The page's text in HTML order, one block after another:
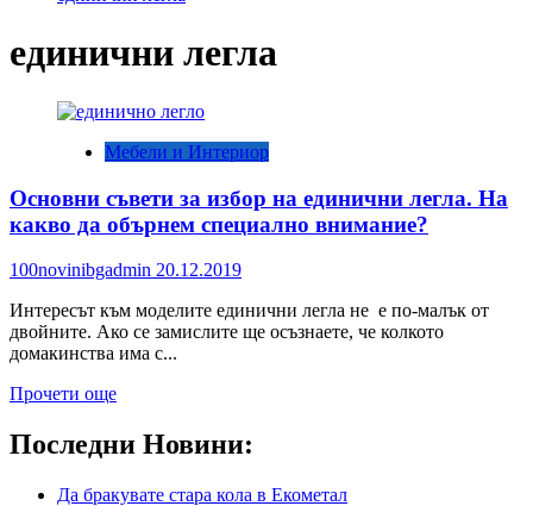
единични легла
Мебели и Интериор
Основни съвети за избор на единични легла. На
какво да обърнем специално внимание?
100novinibgadmin 20.12.2019
Интересът към моделите единични легла не е по-малък от
двойните. Ако се замислите ще осъзнаете, че колкото
домакинства има с...
Прочети ощеRead
about
Основни
за
Последни Новини:
Да бракувате стара кола в Екометал